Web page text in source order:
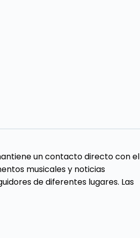
un contacto directo con el
musicales y noticias
de diferentes lugares. Las